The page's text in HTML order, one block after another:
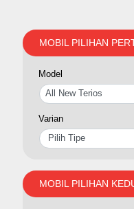
MOBIL PILIHAN
Model
Varian
MOBIL PILIHAN